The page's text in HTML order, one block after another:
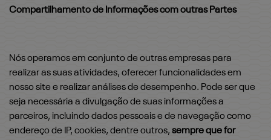
Compartilhamento de Informações com outras Partes
Nós operamos em conjunto de outras empresas para
realizar as suas atividades, oferecer funcionalidades em
nosso site e realizar análises de desempenho. Pode ser que
seja necessária a divulgação de suas informações a
parceiros, incluindo dados pessoais e de navegação como
endereço de IP, cookies, dentre outros, sempre que for